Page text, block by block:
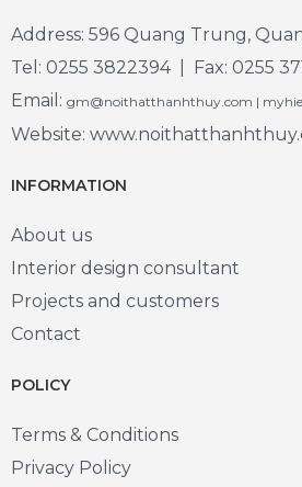
Address: 596 Quang Trung,
Tel: 0255 3822394 | Fax: 0255
Email: gm@noithatthanhthuy.com |
Website:
INFORMATION
About us
Interior design consultant
Projects and customers
Contact
POLICY
Terms & Conditions
Privacy Policy